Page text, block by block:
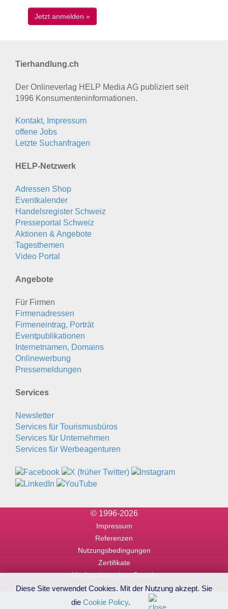
Tierhandlung.ch
Der Onlineverlag HELP Media AG publiziert seit
1996 Konsumenten­informationen.
Kontakt, Impressum
offene Jobs
Letzte Suchanfragen
HELP-Netzwerk
Adressen Shop
Eventkalender
Handelsregister Schweiz
Presseportal Schweiz
Aktionen & Angebote
Tagesthemen
Video Portal
Angebote
Für Firmen
Firmenadressen
Firmeneintrag, Porträt
Eventpublikationen
Internetnamen, Domains
Onlinewerbung
Pressemeldungen
Services
Newsletter
Services für Tourismusbüros
Services für Unternehmen
Services für Werbeagenturen
© 1996-2026
Impressum
Referenzen
Nutzungsbedingungen
Zertifikate
Alle Angaben ohne Gewähr
Diese Site verwendet Cookies. Mit der Nutzung akzept. Sie
die Cookie Policy.